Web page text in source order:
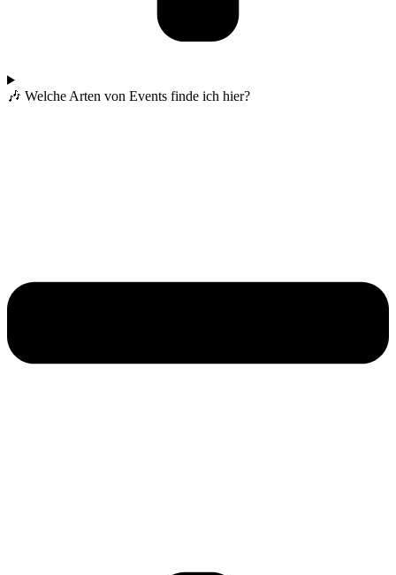
🎶 Welche Arten von Events finde ich hier?